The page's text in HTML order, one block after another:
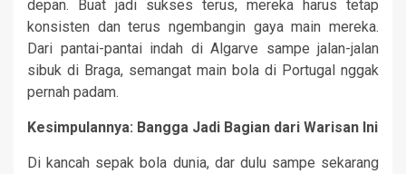
depan. Buat jadi sukses terus, mereka harus tetap
konsisten dan terus ngembangin gaya main mereka.
Dari pantai-pantai indah di Algarve sampe jalan-jalan
sibuk di Braga, semangat main bola di Portugal nggak
pernah padam.
Kesimpulannya: Bangga Jadi Bagian dari Warisan Ini
Di kancah sepak bola dunia, dar dulu sampe sekarang